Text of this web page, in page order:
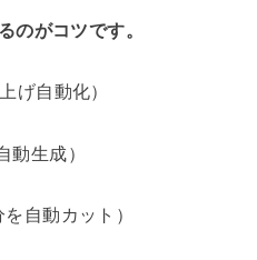
のがコツです。
げ自動化）
動生成）
自動カット）